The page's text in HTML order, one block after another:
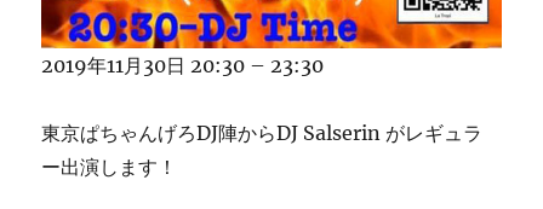
2019年11月30日 20:30 – 23:30
東京ぱちゃんげろDJ陣からDJ Salserin がレギュラ
ー出演します！